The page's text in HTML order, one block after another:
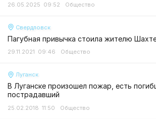
26.05.2025 09:52 Общество
Свердловск
Пагубная привычка стоила жителю
29.11.2021 09:46 Общество
Луганск
В Луганске произошел пожар, есть
пострадавший
25.02.2018 11:50 Общество